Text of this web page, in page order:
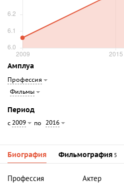
Амплуа
Профессия
Фильмы
Период
с 2009 по 2016
Биография Фильмография 5
Профессия
Актер